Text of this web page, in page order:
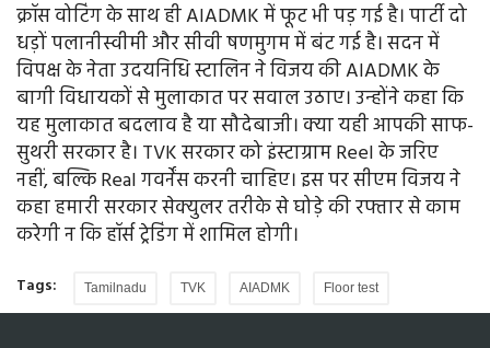
क्रॉस वोटिंग के साथ ही AIADMK में फूट भी पड़ गई है। पार्टी दो
धड़ों पलानीस्वीमी और सीवी षणमुगम में बंट गई है। सदन में
विपक्ष के नेता उदयनिधि स्टालिन ने विजय की AIADMK के
बागी विधायकों से मुलाकात पर सवाल उठाए। उन्होंने कहा कि
यह मुलाकात बदलाव है या सौदेबाजी। क्या यही आपकी साफ-
सुथरी सरकार है। TVK सरकार को इंस्टाग्राम Reel के जरिए
नहीं, बल्कि Real गवर्नेंस करनी चाहिए। इस पर सीएम विजय ने
कहा हमारी सरकार सेक्युलर तरीके से घोड़े की रफ्तार से काम
करेगी न कि हॉर्स ट्रेडिंग में शामिल होगी।
Tags: Tamilnadu TVK AIADMK Floor test